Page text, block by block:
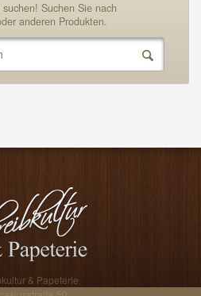
Suchen Sie nach
anderen Produkten.
F
& Papeterie